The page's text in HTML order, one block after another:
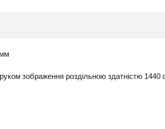
зображення роздільною здатністю 1440